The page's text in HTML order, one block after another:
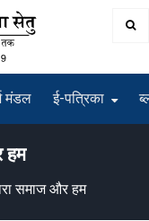
मंडल ई-पत्रिका
हम
समाज और हम